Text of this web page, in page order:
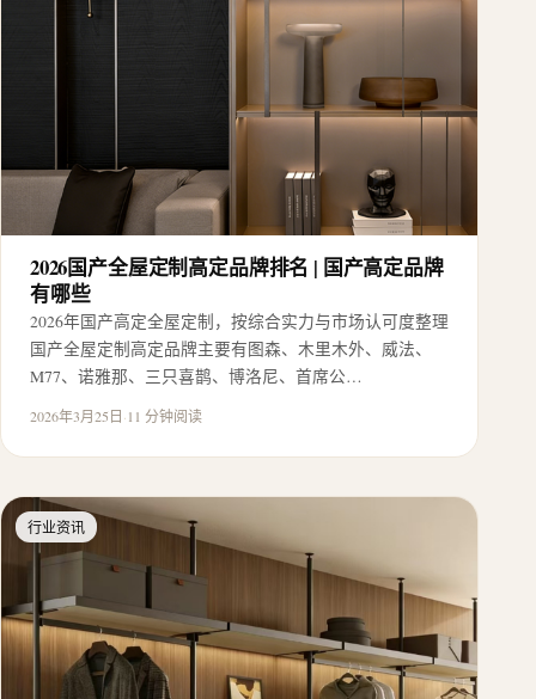
2026国产全屋定制高定品牌排名 | 国产高定品牌
有哪些
2026年国产高定全屋定制，按综合实力与市场认可度整理
国产全屋定制高定品牌主要有图森、木里木外、威法、
M77、诺雅那、三只喜鹊、博洛尼、首席公…
2026年3月25日·11 分钟阅读
行业资讯